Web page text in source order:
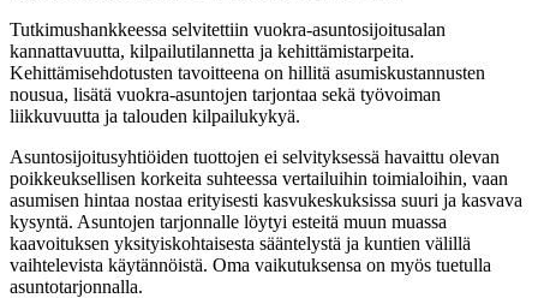
Tutkimushankkeessa selvitettiin vuokra-asuntosijoitusalan
kannattavuutta, kilpailutilannetta ja kehittämistarpeita.
Kehittämisehdotusten tavoitteena on hillitä asumiskustannusten
nousua, lisätä vuokra-asuntojen tarjontaa sekä työvoiman
liikkuvuutta ja talouden kilpailukykyä.
Asuntosijoitusyhtiöiden tuottojen ei selvityksessä havaittu olevan
poikkeuksellisen korkeita suhteessa vertailuihin toimialoihin, vaan
asumisen hintaa nostaa erityisesti kasvukeskuksissa suuri ja kasvava
kysyntä. Asuntojen tarjonnalle löytyi esteitä muun muassa
kaavoituksen yksityiskohtaisesta sääntelystä ja kuntien välillä
vaihtelevista käytännöistä. Oma vaikutuksensa on myös tuetulla
asuntotarjonnalla.